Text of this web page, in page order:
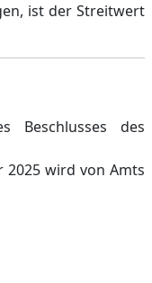
ist der Streitwert
Beschlusses des
2025 wird von Amts